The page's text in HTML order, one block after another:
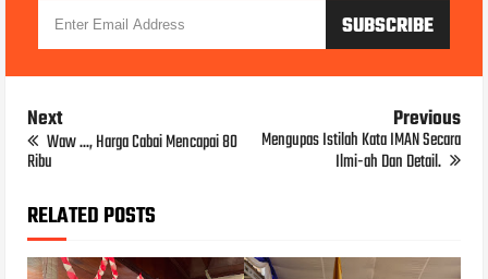
Next
Waw ..., Harga Cabai Mencapai 80
Ribu
Previous
Mengupas Istilah Kata IMAN Secara
Ilmi-ah Dan Detail.
RELATED POSTS